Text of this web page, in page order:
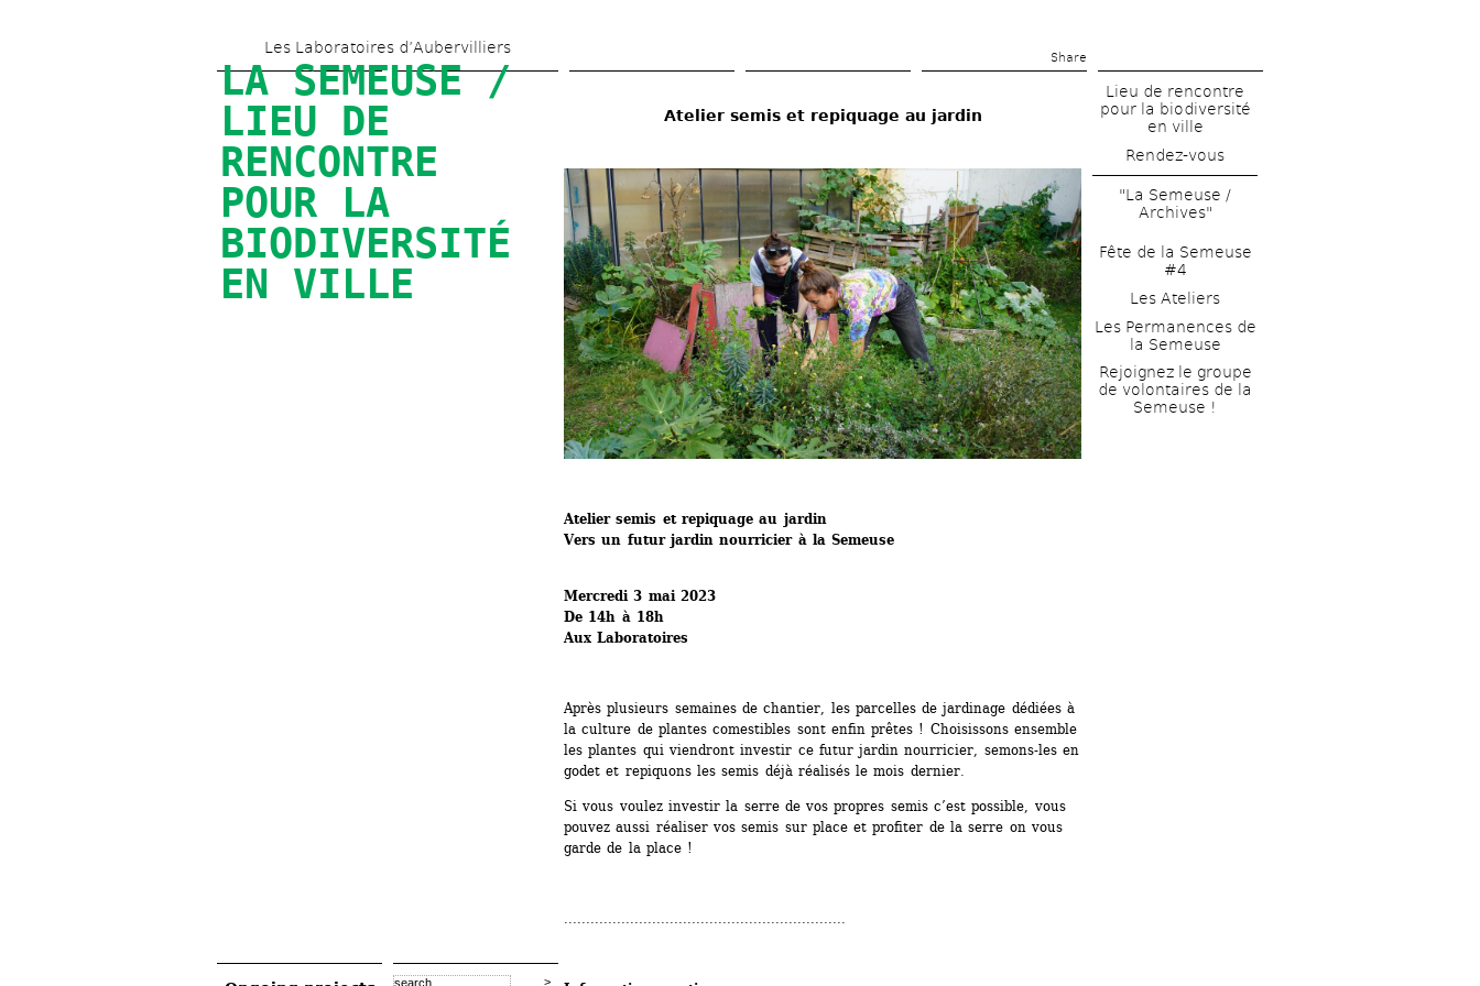
main
Les Laboratoires d’Aubervilliers
Share
LA SEMEUSE /
LIEU DE
RENCONTRE
POUR LA
BIODIVERSITÉ
EN VILLE
Atelier semis et repiquage au jardin
Atelier semis et repiquage au jardin
Vers un futur jardin nourricier à la Semeuse
Mercredi 3 mai 2023
De 14h à 18h
Aux Laboratoires
Après plusieurs semaines de chantier, les parcelles de jardinage dédiées à
la culture de plantes comestibles sont enfin prêtes ! Choisissons ensemble
les plantes qui viendront investir ce futur jardin nourricier, semons-les en
godet et repiquons les semis déjà réalisés le mois dernier.
Si vous voulez investir la serre de vos propres semis c’est possible, vous
pouvez aussi réaliser vos semis sur place et profiter de la serre on vous
garde de la place !
................................................................
Lieu de rencontre
pour la biodiversité
en ville
Rendez-vous
"La Semeuse /
Archives"
Fête de la Semeuse
#4
Les Ateliers
Les Permanences de
la Semeuse
Rejoignez le groupe
de volontaires de la
Semeuse !